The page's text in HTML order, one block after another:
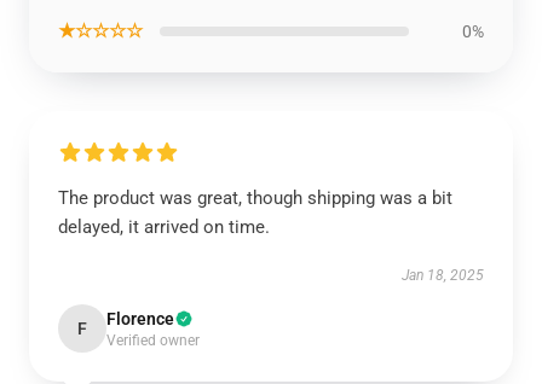
★☆☆☆☆ 0%
The product was great, though shipping was a bit
delayed, it arrived on time.
Jan 18, 2025
F Florence
Verified owner